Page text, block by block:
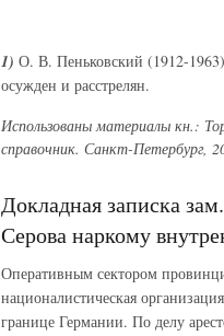
1) О. В. Пеньковский (1912-
осужден и расстрелян.
Использованы материалы кн.:
справочник. Санкт-Петербург,
Докладная записка
Серова наркому
Оперативным сектором
националистическая
границе Германии. По делу